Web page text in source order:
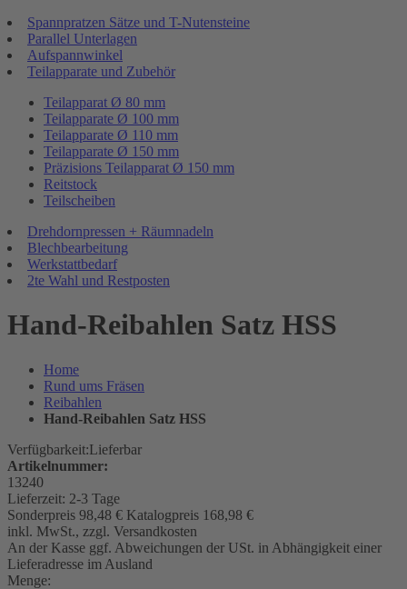
Spannpratzen Sätze und T-Nutensteine
Parallel Unterlagen
Aufspannwinkel
Teilapparate und Zubehör
Teilapparat Ø 80 mm
Teilapparate Ø 100 mm
Teilapparate Ø 110 mm
Teilapparate Ø 150 mm
Präzisions Teilapparat Ø 150 mm
Reitstock
Teilscheiben
Drehdornpressen + Räumnadeln
Blechbearbeitung
Werkstattbedarf
2te Wahl und Restposten
Hand-Reibahlen Satz HSS
Home
Rund ums Fräsen
Reibahlen
Hand-Reibahlen Satz HSS
Verfügbarkeit:Lieferbar
Artikelnummer:
13240
Lieferzeit: 2-3 Tage
Sonderpreis 98,48 € Katalogpreis 168,98 €
inkl. MwSt., zzgl. Versandkosten
An der Kasse ggf. Abweichungen der USt. in Abhängigkeit einer
Lieferadresse im Ausland
Menge: